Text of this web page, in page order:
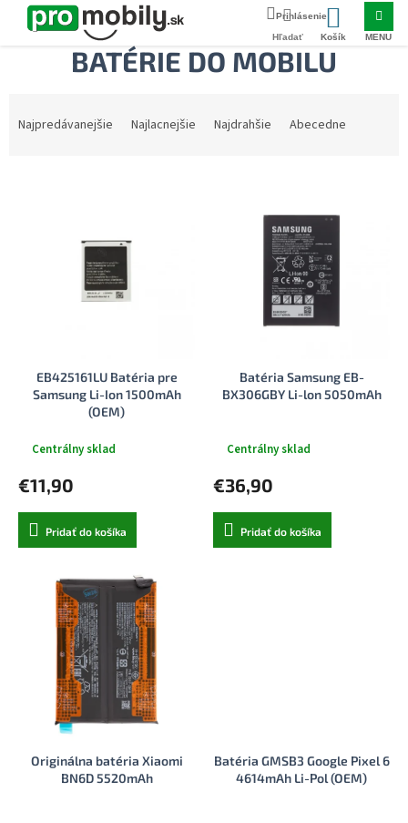
Prejsť
NÁKUPNÝ
KOŠÍK
Domov PRÍSLUŠENSTVO Batérie do mobilu
BATÉRIE DO MOBILU
Najpredávanejšie Najlacnejšie Najdrahšie Abecedne
EB425161LU Batéria pre
Samsung Li-Ion 1500mAh
(OEM)
Centrálny sklad
€11,90
Pridať do košíka
Batéria Samsung EB-
BX306GBY Li-lon 5050mAh
Centrálny sklad
€36,90
Pridať do košíka
Originálna batéria Xiaomi
BN6D 5520mAh
Batéria GMSB3 Google Pixel 6
4614mAh Li-Pol (OEM)